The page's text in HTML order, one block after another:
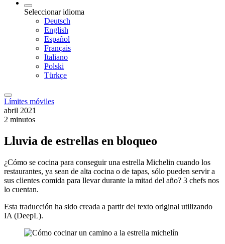
Seleccionar idioma
Deutsch
English
Español
Français
Italiano
Polski
Türkçe
Límites móviles
abril 2021
2 minutos
Lluvia de estrellas en bloqueo
¿Cómo se cocina para conseguir una estrella Michelin cuando los
restaurantes, ya sean de alta cocina o de tapas, sólo pueden servir a
sus clientes comida para llevar durante la mitad del año? 3 chefs nos
lo cuentan.
Esta traducción ha sido creada a partir del texto original utilizando
IA (DeepL).